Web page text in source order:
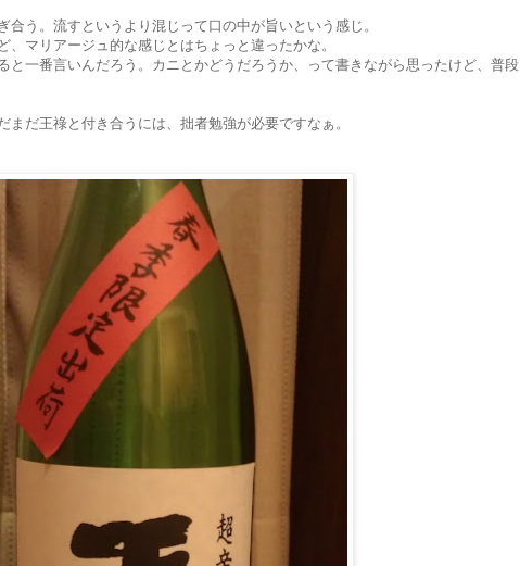
う。流すというより混じって口の中が旨いという感じ。
マリアージュ的な感じとはちょっと違ったかな。
と一番言いんだろう。カニとかどうだろうか、って書きながら思ったけど、普段
まだ王祿と付き合うには、拙者勉強が必要ですなぁ。